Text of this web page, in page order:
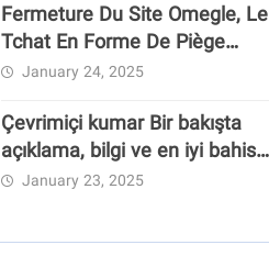
Fermeture Du Site Omegle, Le
Tchat En Forme De Piège
Pédocriminel
January 24, 2025
Çevrimiçi kumar Bir bakışta
açıklama, bilgi ve en iyi bahis
siteleri
January 23, 2025